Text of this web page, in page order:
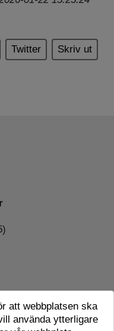
Twitter Skriv ut
att webbplatsen ska
använda ytterligare